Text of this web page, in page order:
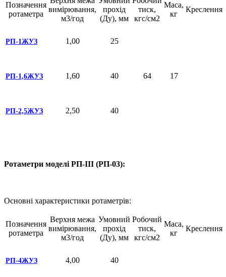
Позначення
ротаметра
вимірювання,
м3/год
прохід
(Ду), мм
тиск,
кгс/см2
Маса,
кг
Креслення
РП-1ЖУЗ 1,00 25
64 17
РП-1,6ЖУЗ 1,60 40
РП-2,5ЖУЗ 2,50 40
Ротаметри моделі РП-III (РП-03):
Основні характеристики ротаметрів:
Позначення
ротаметра
Верхня межа
вимірювання,
м3/год
Умовний
прохід
(Ду), мм
Робочий
тиск,
кгс/см2
Маса,
кг
Креслення
РП-4ЖУЗ 4,00 40